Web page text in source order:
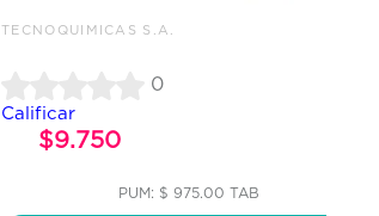
TECNOQUIMICAS S.A.
0
Calificar
$9.750
PUM: $ 975.00 TAB